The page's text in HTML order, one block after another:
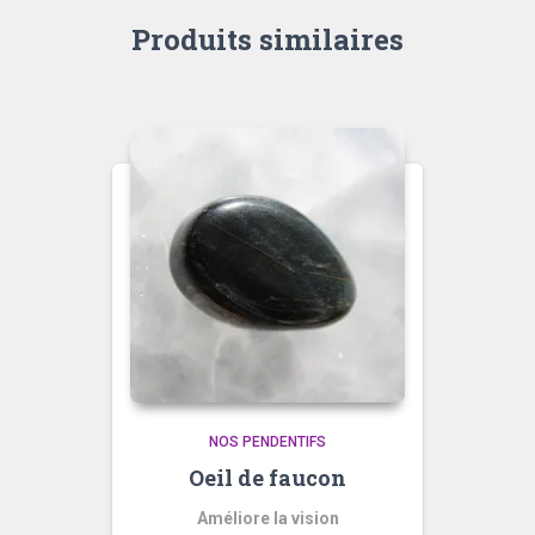
Produits similaires
NOS PENDENTIFS
Oeil de faucon
Améliore la vision